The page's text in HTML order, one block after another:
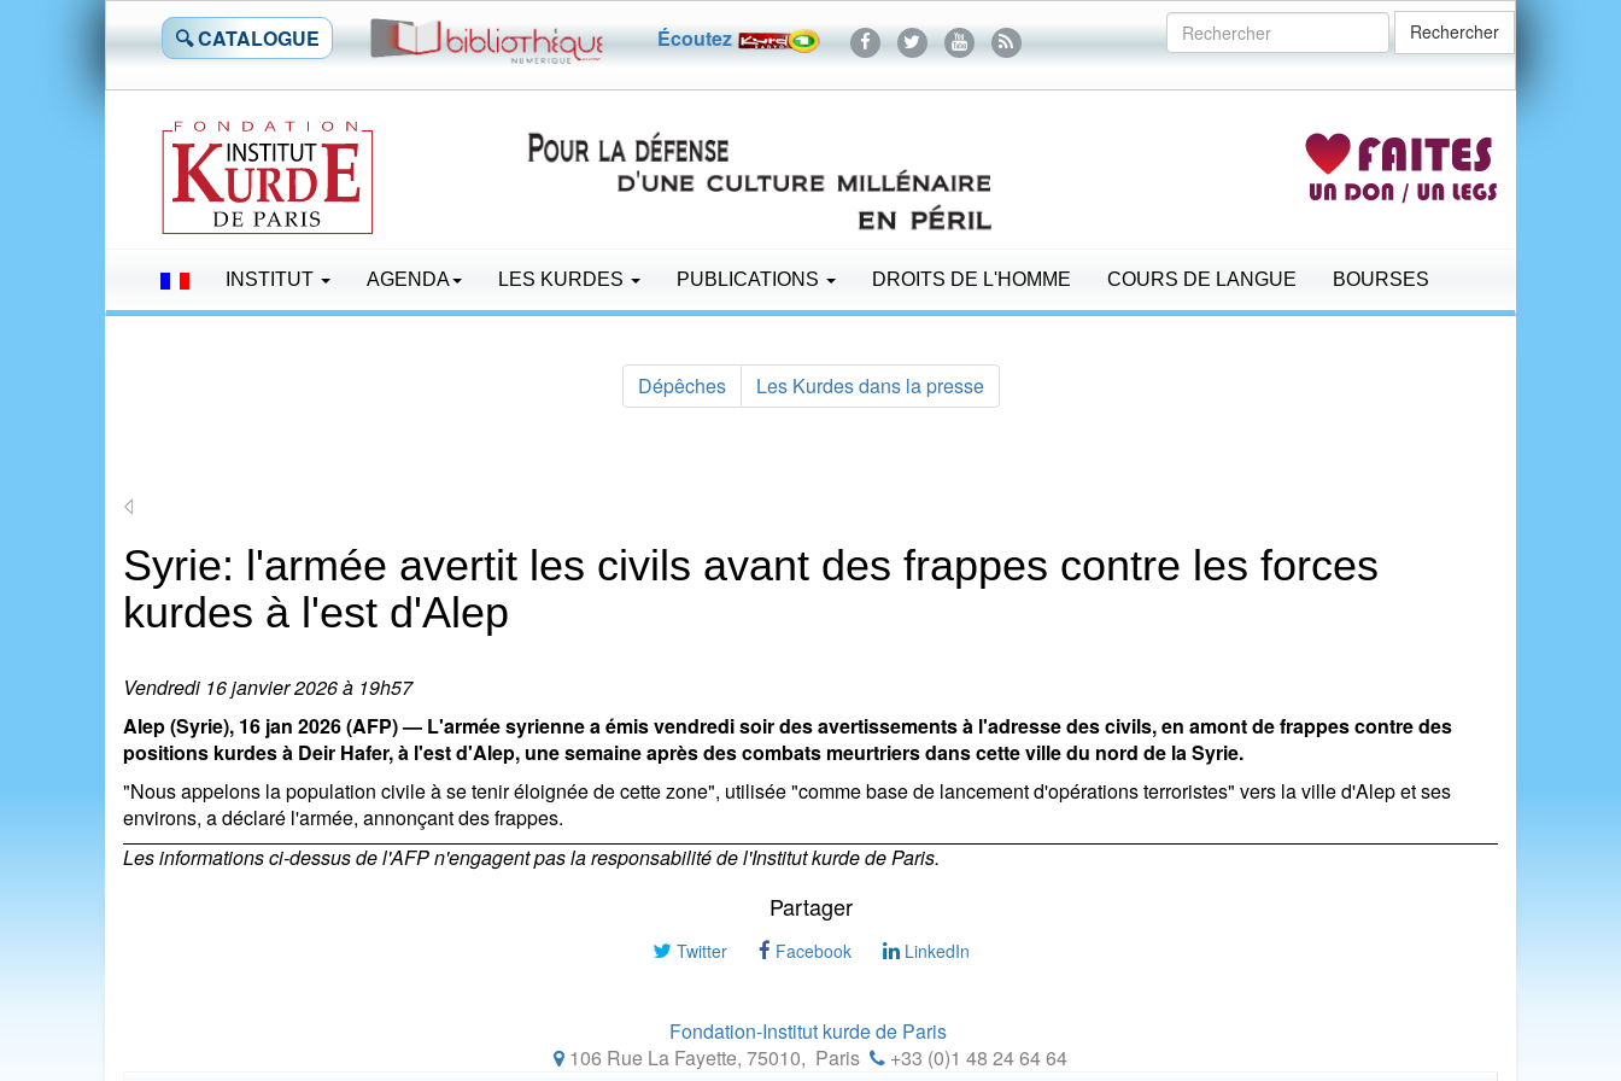
🔍 CATALOGUE Écoutez Rechercher
INSTITUT AGENDA LES KURDES PUBLICATIONS DROITS DE L'HOMME COURS DE LANGUE BOURSES
Dépêches Les Kurdes dans la presse
Syrie: l'armée avertit les civils avant des frappes contre les forces
kurdes à l'est d'Alep
Vendredi 16 janvier 2026 à 19h57
Alep (Syrie), 16 jan 2026 (AFP) — L'armée syrienne a émis vendredi soir des avertissements à l'adresse des civils, en amont de frappes contre des
positions kurdes à Deir Hafer, à l'est d'Alep, une semaine après des combats meurtriers dans cette ville du nord de la Syrie.
"Nous appelons la population civile à se tenir éloignée de cette zone", utilisée "comme base de lancement d'opérations terroristes" vers la ville d'Alep et ses
environs, a déclaré l'armée, annonçant des frappes.
Les informations ci-dessus de l'AFP n'engagent pas la responsabilité de l'Institut kurde de Paris.
Partager
Twitter Facebook LinkedIn
Fondation-Institut kurde de Paris
106 Rue La Fayette, 75010, Paris +33 (0)1 48 24 64 64